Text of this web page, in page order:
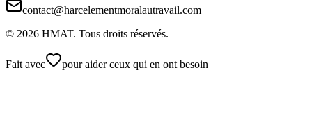
contact@harcelementmoralautravail.com
© 2026 HMAT. Tous droits réservés.
Fait avec pour aider ceux qui en ont besoin